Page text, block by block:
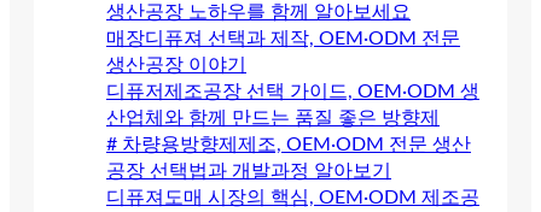
생산공장 노하우를 함께 알아보세요
매장디퓨져 선택과 제작, OEM·ODM 전문
생산공장 이야기
디퓨저제조공장 선택 가이드, OEM·ODM 생
산업체와 함께 만드는 품질 좋은 방향제
# 차량용방향제제조, OEM·ODM 전문 생산
공장 선택법과 개발과정 알아보기
디퓨져도매 시장의 핵심, OEM·ODM 제조공